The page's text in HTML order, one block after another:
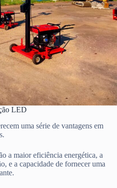
LED
uma série de vantagens em
a maior eficiência energética, a
e a capacidade de fornecer uma